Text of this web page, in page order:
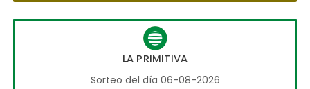
LA PRIMITIVA
Sorteo del día 06-08-2026